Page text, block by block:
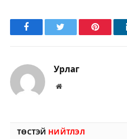
FacebookTwitter Pinterest
Урлаг
Вэбсайт
ТӨСТЭЙ НИЙТЛЭЛ